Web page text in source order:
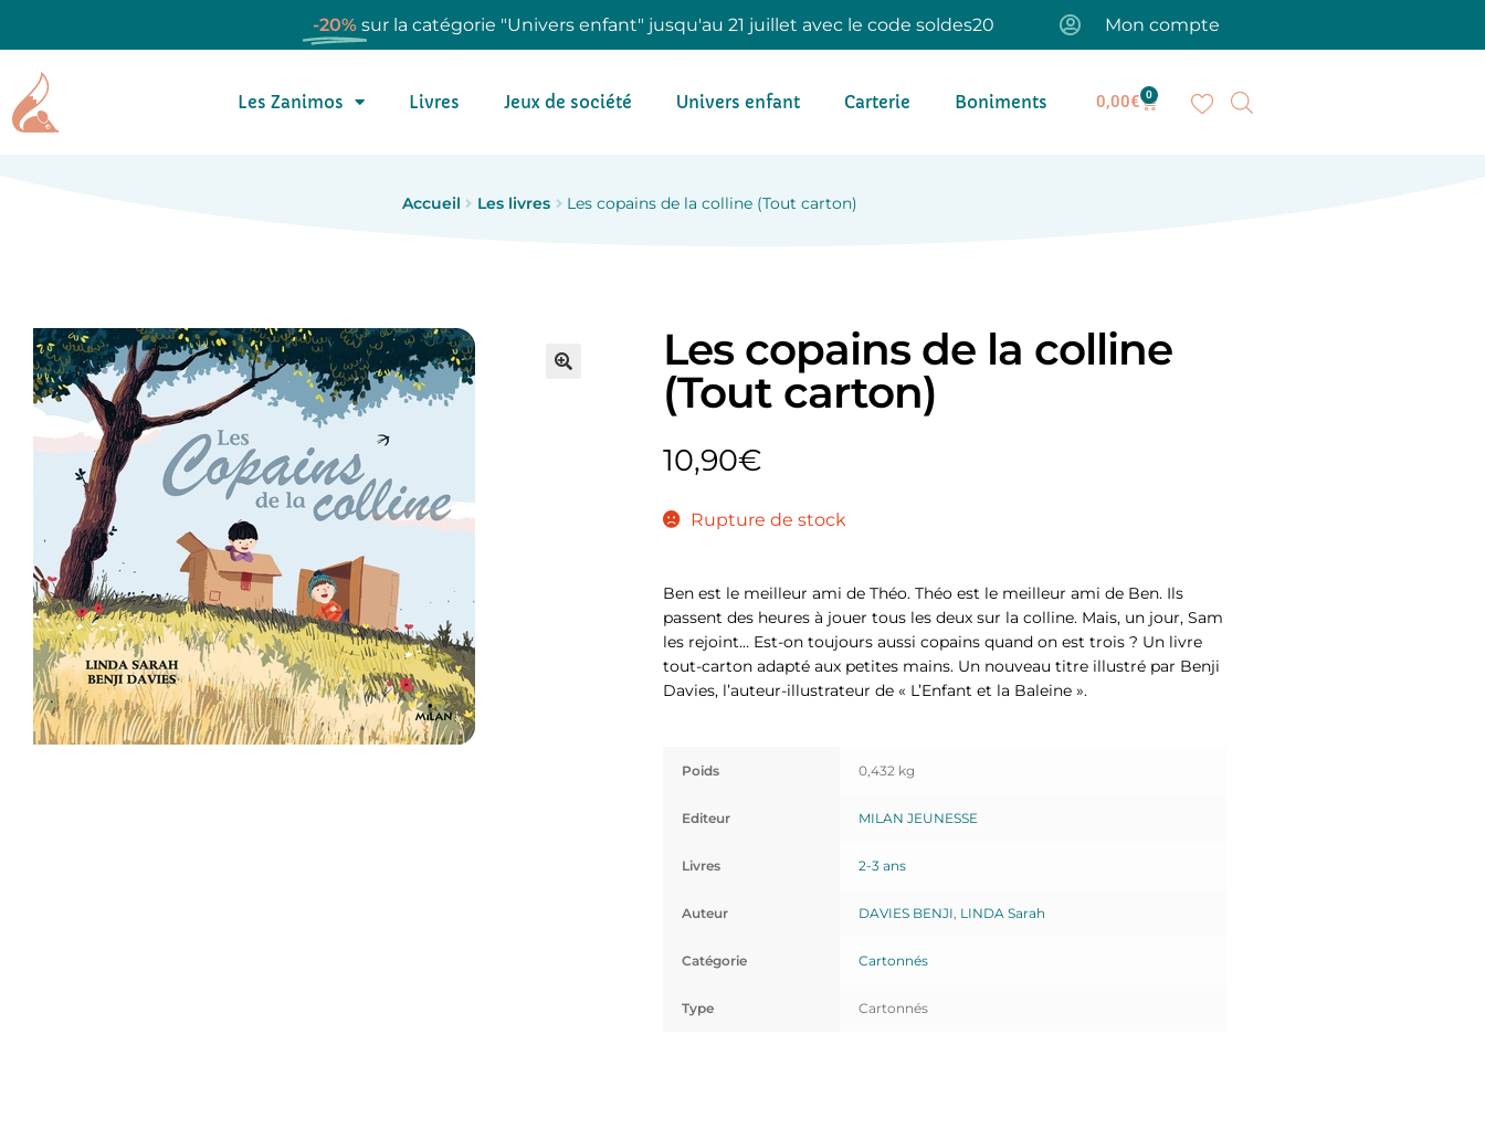
-20% sur la catégorie "Univers enfant" jusqu'au 21 juillet avec le code soldes20 Mon compte
Les Zanimos Livres Jeux de société Univers enfant Carterie Boniments 0,00€ 0
Accueil Les livres Les copains de la colline (Tout carton)
Les copains de la colline
(Tout carton)
10,90€
Rupture de stock
Ben est le meilleur ami de Théo. Théo est le meilleur ami de Ben. Ils
passent des heures à jouer tous les deux sur la colline. Mais, un jour, Sam
les rejoint… Est-on toujours aussi copains quand on est trois ? Un livre
tout-carton adapté aux petites mains. Un nouveau titre illustré par Benji
Davies, l’auteur-illustrateur de « L’Enfant et la Baleine ».
Poids 0,432 kg
Editeur MILAN JEUNESSE
Livres 2-3 ans
Auteur DAVIES BENJI LINDA Sarah
Catégorie Cartonnés
Type Cartonnés